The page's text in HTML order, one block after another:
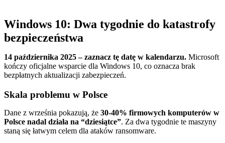
Windows 10: Dwa tygodnie do katastrofy
bezpieczeństwa
14 października 2025 – zaznacz tę datę w kalendarzu. Microsoft
kończy oficjalne wsparcie dla Windows 10, co oznacza brak
bezpłatnych aktualizacji zabezpieczeń.
Skala problemu w Polsce
Dane z września pokazują, że 30-40% firmowych komputerów w
Polsce nadal działa na “dziesiątce”. Za dwa tygodnie te maszyny
staną się łatwym celem dla ataków ransomware.